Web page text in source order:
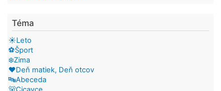
Téma
☀️Leto
⚽Šport
❄️Zima
❤️Deň matiek, Deň otcov
🔤Abeceda